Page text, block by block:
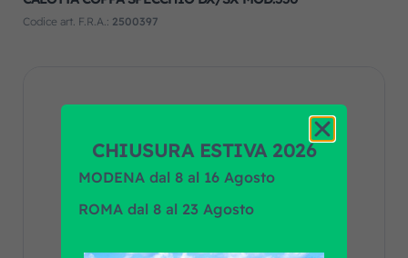
Codice art. F.R.A.: 2500397
CHIUSURA ESTIVA 2026
MODENA dal 8 al 16 Agosto
ROMA dal 8 al 23 Agosto